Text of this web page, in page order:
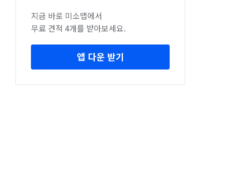
지금 바로 미소앱에서
무료 견적 4개를 받아보세요.
앱 다운 받기